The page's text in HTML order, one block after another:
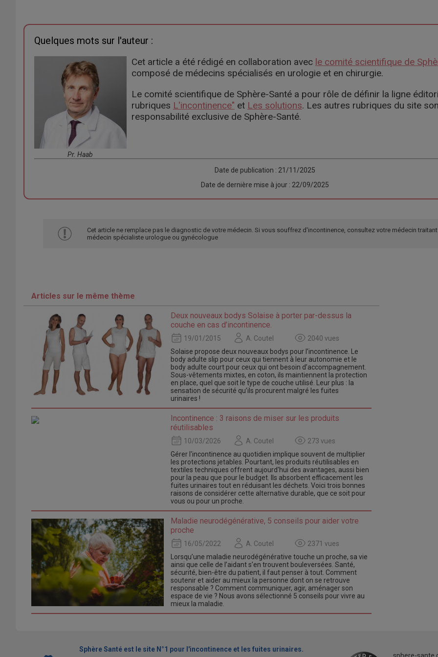
Quelques mots sur l'auteur :
Pr. Haab
Cet article a été rédigé en collaboration avec le comité scientifique de
composé de médecins spécialisés en urologie et en chirurgie.
Le comité scientifique de Sphère-Santé a pour rôle de définir la ligne
rubriques L'incontinence" et Les solutions. Les autres rubriques du site
responsabilité exclusive de Sphère-Santé.
Date de publication : 21/11/2025
Date de dernière mise à jour : 22/09/2025
Cet article ne remplace pas le diagnostic de votre médecin. Si vous souffrez d'incontinence, consultez votre médecin traitant
médecin spécialiste urologue ou gynécologue
Articles sur le même thème
Deux nouveaux bodys Solaise à porter par-dessus la
couche en cas d’incontinence.
19/01/2015 A. Coutel
2040 vues
Solaise propose deux nouveaux bodys pour l’incontinence. Le
body adulte slip pour ceux qui tiennent à leur autonomie et le
body adulte court pour ceux qui ont besoin d’accompagnement.
Sous-vêtements mixtes, en coton, ils maintiennent la protection
en place, quel que soit le type de couche utilisé. Leur plus : la
sensation de sécurité qu’ils procurent malgré les fuites
urinaires !
Incontinence : 3 raisons de miser sur les produits
réutilisables
10/03/2026 A. Coutel
273 vues
Gérer l'incontinence au quotidien implique souvent de multiplier
les protections jetables. Pourtant, les produits réutilisables en
textiles techniques offrent aujourd'hui des avantages, aussi bien
pour la peau que pour le budget. Ils absorbent efficacement les
fuites urinaires tout en réduisant les déchets. Voici trois bonnes
raisons de considérer cette alternative durable, que ce soit pour
vous ou pour un proche.
Maladie neurodégénérative, 5 conseils pour aider votre
proche
16/05/2022 A. Coutel
2371 vues
Lorsqu’une maladie neurodégénérative touche un proche, sa vie
ainsi que celle de l’aidant s’en trouvent bouleversées. Santé,
sécurité, bien-être du patient, il faut penser à tout. Comment
soutenir et aider au mieux la personne dont on se retrouve
responsable ? Comment communiquer, agir, aménager son
espace de vie ? Nous avons sélectionné 5 conseils pour vivre au
mieux la maladie.
Sphère Santé est le site N°1 pour l'incontinence et les fuites urinaires.